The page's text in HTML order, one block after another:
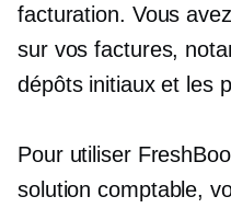
facturation. Vous
sur vos factures,
dépôts initiaux et les
Pour utiliser
solution comptable,